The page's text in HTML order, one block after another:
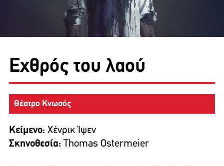
Εχθρός του λαού
Θέατρο Κνωσός
Κείμενο: Χένρικ Ίψεν
Σκηνοθεσία: Thomas Ostermeier